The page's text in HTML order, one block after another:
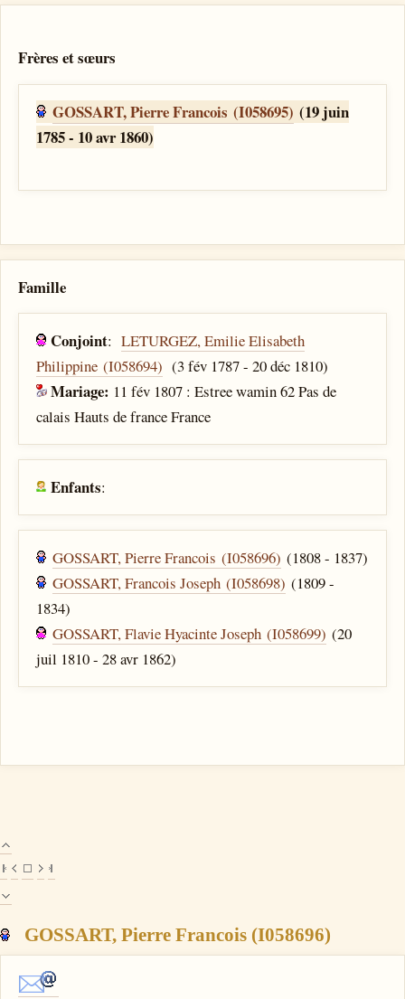
Frères et sœurs
GOSSART, Pierre Francois (I058695) (19 juin
1785 - 10 avr 1860)
Famille
Conjoint:LETURGEZ, Emilie Elisabeth
Philippine (I058694) (3 fév 1787 - 20 déc 1810)
Mariage: 11 fév 1807 : Estree wamin 62 Pas de
calais Hauts de france France
Enfants:
GOSSART, Pierre Francois (I058696) (1808 - 1837)
GOSSART, Francois Joseph (I058698) (1809 -
1834)
GOSSART, Flavie Hyacinte Joseph (I058699) (20
juil 1810 - 28 avr 1862)
GOSSART, Pierre Francois (I058696)